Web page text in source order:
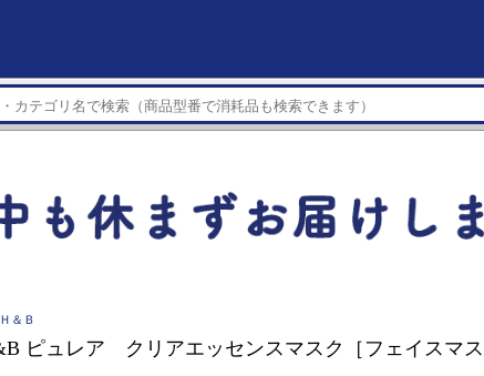
＆Ｂ
ピュレア クリアエッセンスマスク［フェイスマ